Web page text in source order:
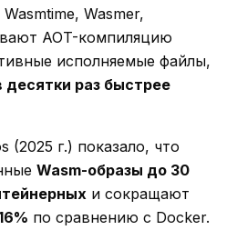
Wasmer,
AOT-компиляцию
исполняемые файлы,
десятки раз быстрее
(2025 г.) показало, что
Wasm-образы до 30
и сокращают
по сравнению с Docker.